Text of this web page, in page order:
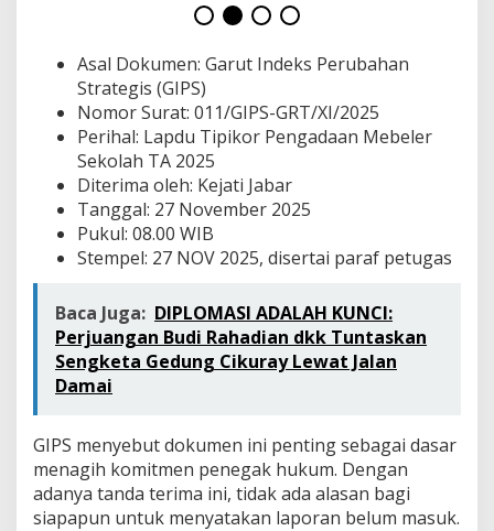
u
t
Asal Dokumen: Garut Indeks Perubahan
Strategis (GIPS)
Nomor Surat: 011/GIPS-GRT/XI/2025
Perihal: Lapdu Tipikor Pengadaan Mebeler
Sekolah TA 2025
Diterima oleh: Kejati Jabar
Tanggal: 27 November 2025
Pukul: 08.00 WIB
Stempel: 27 NOV 2025, disertai paraf petugas
Baca Juga: DIPLOMASI ADALAH KUNCI:
Perjuangan Budi Rahadian dkk Tuntaskan
Sengketa Gedung Cikuray Lewat Jalan
Damai
GIPS menyebut dokumen ini penting sebagai dasar
menagih komitmen penegak hukum. Dengan
adanya tanda terima ini, tidak ada alasan bagi
siapapun untuk menyatakan laporan belum masuk.